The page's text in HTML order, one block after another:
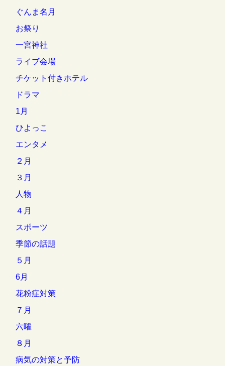
ぐんま名月
お祭り
一宮神社
ライブ会場
チケット付きホテル
ドラマ
1月
ひよっこ
エンタメ
２月
３月
人物
４月
スポーツ
季節の話題
５月
6月
花粉症対策
７月
六曜
８月
病気の対策と予防